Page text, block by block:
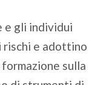
e gli individui
rischi e adottino
sulla